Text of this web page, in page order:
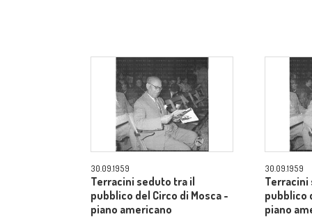
30.09.1959
Terracini seduto tra il
pubblico del Circo di Mosca -
piano americano
30.09.1959
Terracini
pubblico
piano